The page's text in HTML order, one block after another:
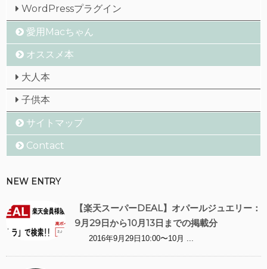
WordPressプラグイン
愛用Macちゃん
オススメ本
大人本
子供本
サイトマップ
Contact
NEW ENTRY
【楽天スーパーDEAL】オパールジュエリー：
9月29日から10月13日までの掲載分
2016年9月29日10:00〜10月 ...